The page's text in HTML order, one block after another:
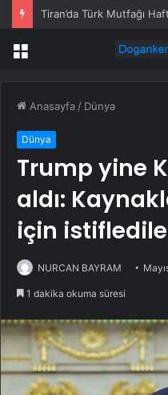
Tiran’da Türk Mutfağı
Menü
Anasayfa / Dünya
Dünya
Trump yine
aldı:
için
NURCAN BAYRAM
1 dakika okuma süresi